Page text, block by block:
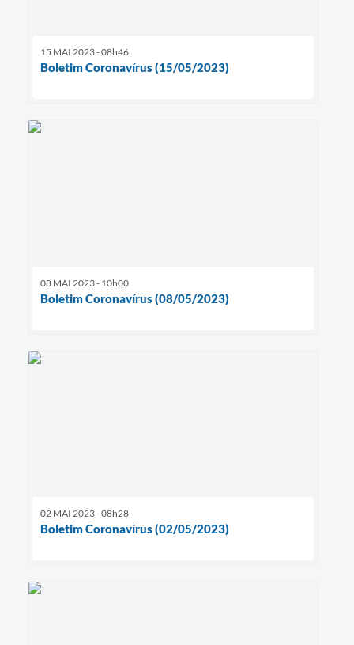
15 MAI 2023 - 08h46
Boletim Coronavírus (15/05/2023)
08 MAI 2023 - 10h00
Boletim Coronavírus (08/05/2023)
02 MAI 2023 - 08h28
Boletim Coronavírus (02/05/2023)